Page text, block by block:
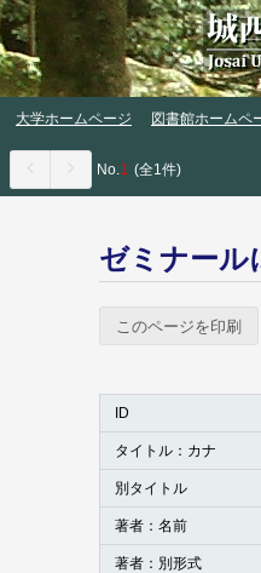
大学ホームページ 図書館ホームペ
No.1 (全1件)
ゼミナール
このページを印刷
ID
タイトル：カナ
別タイトル
著者：名前
著者：別形式